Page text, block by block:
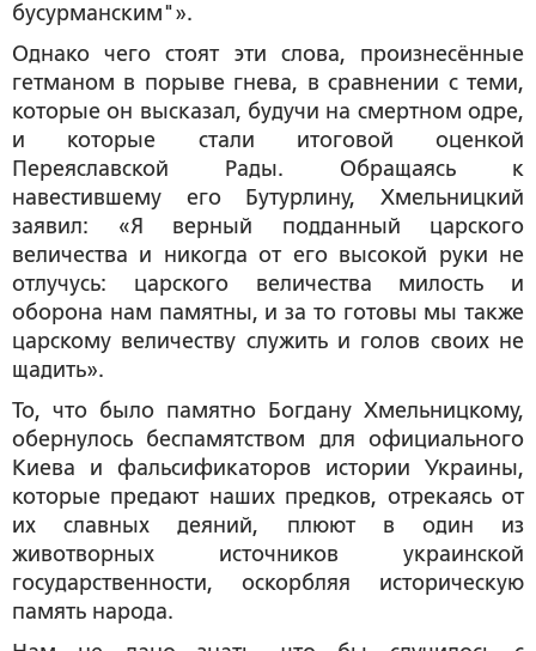
бусурманским"».
Однако чего стоят эти слова, произнесённые
гетманом в порыве гнева, в сравнении с теми,
которые он высказал, будучи на смертном одре,
и которые стали итоговой оценкой
Переяславской Рады. Обращаясь к
навестившему его Бутурлину, Хмельницкий
заявил: «Я верный подданный царского
величества и никогда от его высокой руки не
отлучусь: царского величества милость и
оборона нам памятны, и за то готовы мы также
царскому величеству служить и голов своих не
щадить».
То, что было памятно Богдану Хмельницкому,
обернулось беспамятством для официального
Киева и фальсификаторов истории Украины,
которые предают наших предков, отрекаясь от
их славных деяний, плюют в один из
животворных источников украинской
государственности, оскорбляя историческую
память народа.